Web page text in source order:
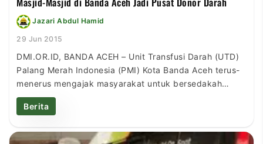
Jazari Abdul Hamid
29 Jun 2015
DMI.OR.ID, BANDA ACEH – Unit Transfusi Darah (UTD)
Palang Merah Indonesia (PMI) Kota Banda Aceh terus-
menerus mengajak masyarakat untuk bersedakah
darah atau donor darah selama bulan Ramadhan 1436
Hijriah ini. Hal ini bertujuan untuk mengantisipasi
Idul Fitri 1436 H di kota Banda Aceh. Seperti dilansir
Berita